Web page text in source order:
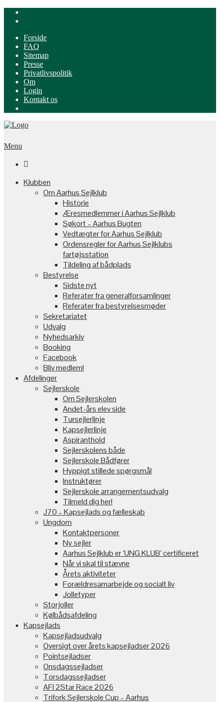
Forside
FAQ
Sitemap
Presse
Privatlivspolitik
Om
Login
Kontakt os
Menu

Klubben
Om Aarhus Sejlklub
Historie
Æresmedlemmer i Aarhus Sejlklub
Søkort – Aarhus Bugten
Vedtægter for Aarhus Sejlklub
Ordensregler for Aarhus Sejlklubs
fartøjsstation
Tildeling af bådplads
Bestyrelse
Sidste nyt
Referater fra generalforsamlinger
Referater fra bestyrelsesmøder
Sekretariatet
Udvalg
Nyhedsarkiv
Booking
Facebook
Bliv medlem!
Afdelinger
Sejlerskole
Om Sejlerskolen
Andet-års elev side
Tursejlerlinje
Kapsejlerlinje
Aspiranthold
Sejlerskolens både
Sejlerskole Bådfører
Hyppigt stillede spørgsmål
Instruktører
Sejlerskole arrangementsudvalg
Tilmeld dig her!
J70 – Kapsejlads og fælleskab
Ungdom
Kontaktpersoner
Ny sejler
Aarhus Sejlklub er ‘UNG KLUB’ certificeret
Når vi skal til stævne
Årets aktiviteter
Forældresamarbejde og socialt liv
Jolletyper
Storjoller
Kølbådsafdeling
Kapsejlads
Kapsejladsudvalg
Oversigt over årets kapsejladser 2026
Pointsejladser
Onsdagssejladser
Torsdagssejladser
AFI 2Star Race 2026
Trifork Sejlerskole Cup – Aarhus